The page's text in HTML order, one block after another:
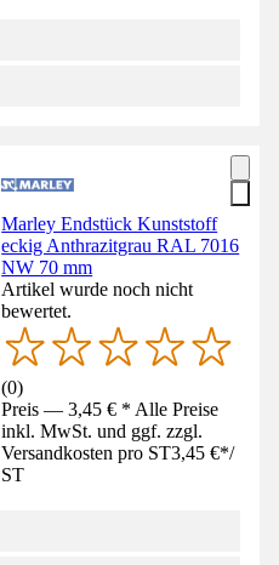
Marley Endstück Kunststoff
eckig Anthrazitgrau RAL 7016
NW 70 mm
Artikel wurde noch nicht
bewertet.
(0)
Preis — 3,45 € * Alle Preise
inkl. MwSt. und ggf. zzgl.
Versandkosten pro ST3,45 €*/
ST